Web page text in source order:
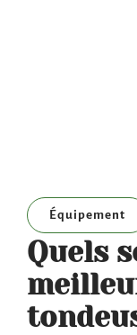
Équipement
Quels